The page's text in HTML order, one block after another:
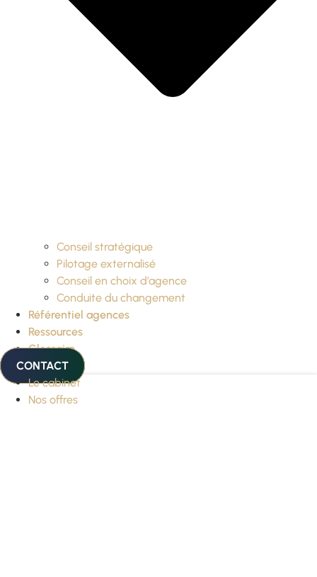
Conseil stratégique
Pilotage externalisé
Conseil en choix d’agence
Conduite du changement
Référentiel agences
Ressources
Glossaire
CONTACT
Le cabinet
Nos offres